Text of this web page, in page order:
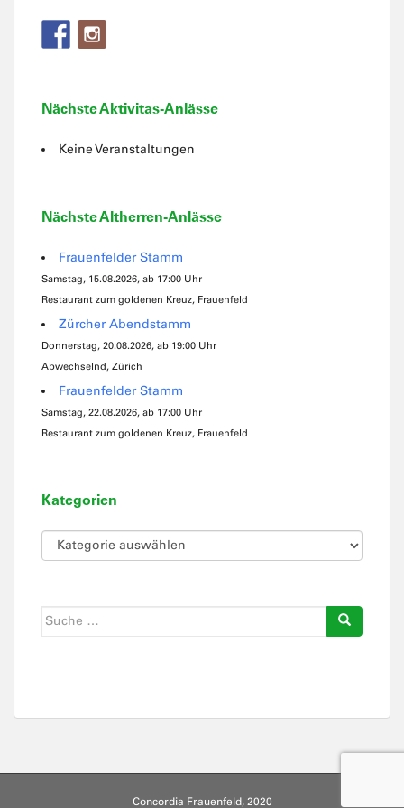
Nächste Aktivitas-Anlässe
Keine Veranstaltungen
Nächste Altherren-Anlässe
Frauenfelder Stamm
Samstag, 15.08.2026, ab 17:00 Uhr
Restaurant zum goldenen Kreuz, Frauenfeld
Zürcher Abendstamm
Donnerstag, 20.08.2026, ab 19:00 Uhr
Abwechselnd, Zürich
Frauenfelder Stamm
Samstag, 22.08.2026, ab 17:00 Uhr
Restaurant zum goldenen Kreuz, Frauenfeld
Kategorien
Kategorien
Suche
Concordia Frauenfeld, 2020